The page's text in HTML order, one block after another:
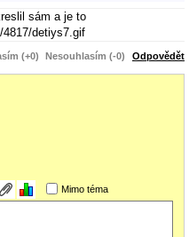
sám a je to
(+0) Nesouhlasím (-0) Odpovědět
Mimo téma